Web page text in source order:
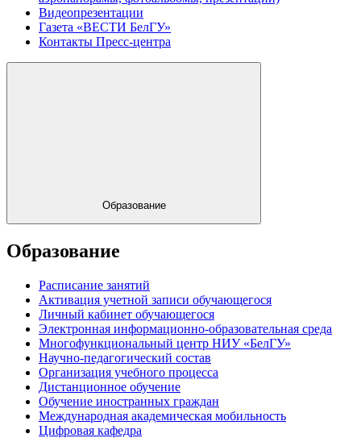
Видеопрезентации
Газета «ВЕСТИ БелГУ»
Контакты Пресс-центра
Образование
Образование
Расписание занятий
Активация учетной записи обучающегося
Личный кабинет обучающегося
Электронная информационно-образовательная среда
Многофункциональный центр НИУ «БелГУ»
Научно-педагогический состав
Организация учебного процесса
Дистанционное обучение
Обучение иностранных граждан
Международная академическая мобильность
Цифровая кафедра